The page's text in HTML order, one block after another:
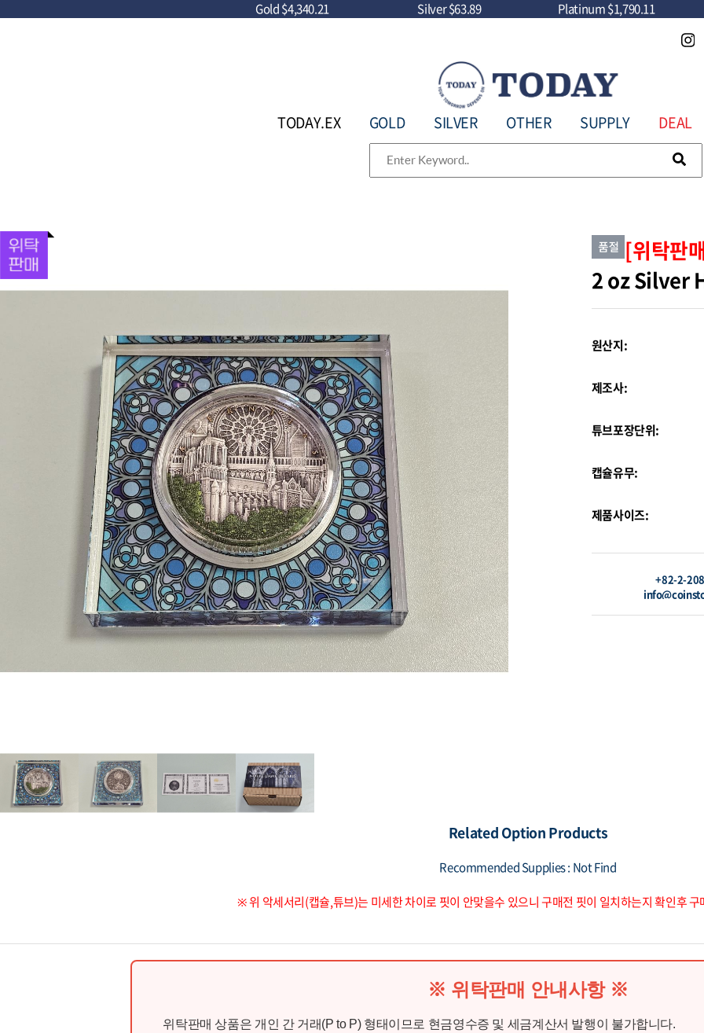
Gold$4,340.21 Silver$63.89 Platinum$1,790.11
TODAY.EX GOLD SILVER OTHER SUPPLY DEAL
[위탁판
2 oz Silver
원산지:
제조사:
튜브포장단위:
캡슐유무:
제품사이즈:
+82-2-
Related Option Products
Recommended Supplies : Not Find
※ 위 악세서리(캡슐,튜브)는 미세한 차이로 핏이 안맞을수 있으니 구매전 핏이 일치하는지 확인후 구
※ 위탁판매 안내사항 ※
위탁판매 상품은 개인 간 거래(P to P) 형태이므로 현금영수증 및 세금계산서 발행이 불가합니다.